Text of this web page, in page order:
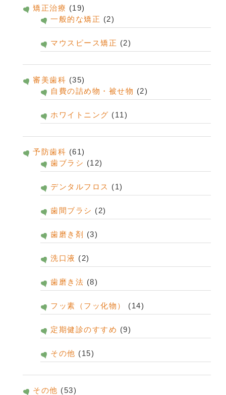
矯正治療 (19)
一般的な矯正 (2)
マウスピース矯正 (2)
審美歯科 (35)
自費の詰め物・被せ物 (2)
ホワイトニング (11)
予防歯科 (61)
歯ブラシ (12)
デンタルフロス (1)
歯間ブラシ (2)
歯磨き剤 (3)
洗口液 (2)
歯磨き法 (8)
フッ素（フッ化物） (14)
定期健診のすすめ (9)
その他 (15)
その他 (53)